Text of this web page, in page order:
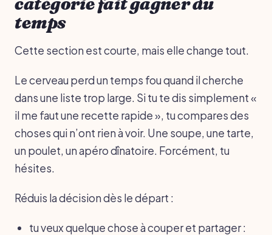
temps
Cette section est courte, mais elle change tout.
Le cerveau perd un temps fou quand il cherche
dans une liste trop large. Si tu te dis simplement «
il me faut une recette rapide », tu compares des
choses qui n’ont rien à voir. Une soupe, une tarte,
un poulet, un apéro dînatoire. Forcément, tu
hésites.
Réduis la décision dès le départ :
tu veux quelque chose à couper et partager :